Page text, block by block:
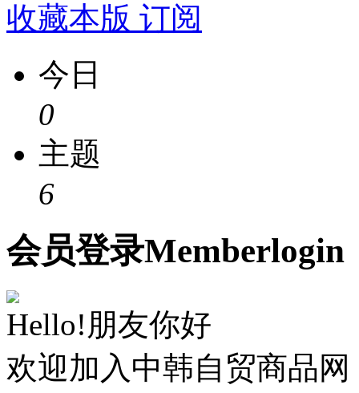
收藏本版 订阅
今日
0
主题
6
会员登录Memberlogin
Hello!朋友你好
欢迎加入中韩自贸商品网